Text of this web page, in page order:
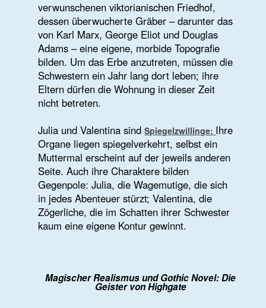
Schon der erste Satz des Romans kündigt
den übernatürlichen Ton an: Elspeth stirbt,
während ihr Partner Robert Tee aus einem
Automaten zieht – und beobachtet ihn kurz
darauf von der Decke aus. Als die Zwillinge
in ihre Wohnung einziehen, ahnen sie nicht,
dass Elspeths Geist dort weiterexistiert. Sie
hält sich in einer Schublade zusammen, um
nicht zu zerstreuen, und lernt allmählich,
wieder Form anzunehmen. „Da seid ihr zwei,
erstmals über die Schlafenden beugt.
Beim Lesen läuft einem einSchauerüber den
Rücken. Der Roman ist fesselnd, unheimlich
und zugleich anrührend. Er entzieht sich
eindeutigen Genrezuordnungen: Gothic
Novel, magischer Realismus,
psychologisches Familiendrama – alles fließt
ineinander. Niffeneggers Sprache ist schlicht,
fast unauffällig, und gerade dadurch
wirkungsvoll. Ihre Poetik liegt weniger in
großen Bildern als in den Zwischenräumen,
Kritik und Analyse: Die Grenze zwischen